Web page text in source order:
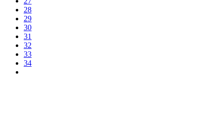
28
29
30
31
32
33
34